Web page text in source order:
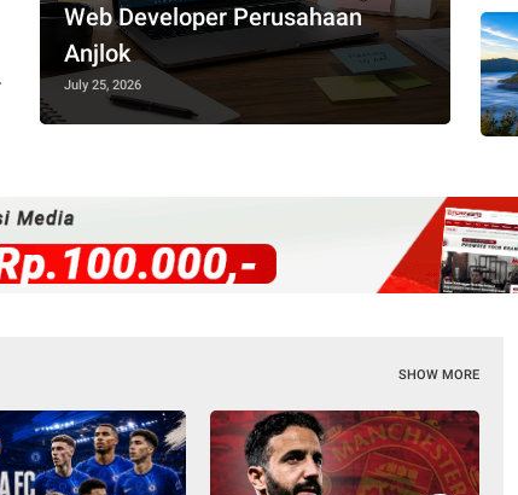
Web Developer Perusahaan
Anjlok
July 25, 2026
SHOW MORE